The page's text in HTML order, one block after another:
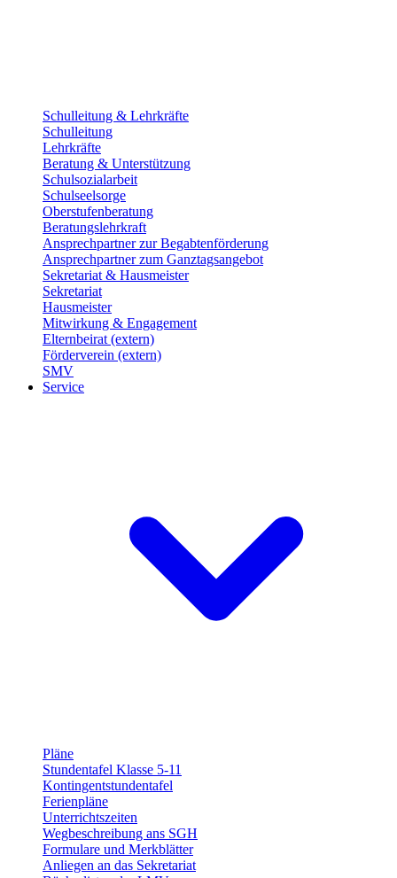
Schulleitung & Lehrkräfte
Schulleitung
Lehrkräfte
Beratung & Unterstützung
Schulsozialarbeit
Schulseelsorge
Oberstufenberatung
Beratungslehrkraft
Ansprechpartner zur Begabtenförderung
Ansprechpartner zum Ganztagsangebot
Sekretariat & Hausmeister
Sekretariat
Hausmeister
Mitwirkung & Engagement
Elternbeirat (extern)
Förderverein (extern)
SMV
Service
Pläne
Stundentafel Klasse 5-11
Kontingentstundentafel
Ferienpläne
Unterrichtszeiten
Wegbeschreibung ans SGH
Formulare und Merkblätter
Anliegen an das Sekretariat